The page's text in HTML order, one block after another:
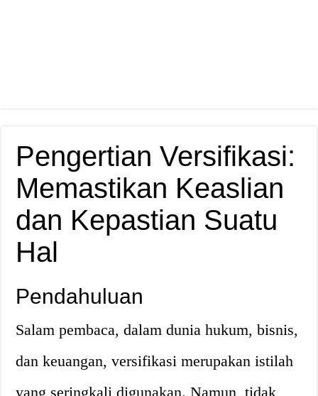
Pengertian Versifikasi:
Memastikan Keaslian
dan Kepastian Suatu
Hal
Pendahuluan
Salam pembaca, dalam dunia hukum, bisnis,
dan keuangan, versifikasi merupakan istilah
yang seringkali digunakan. Namun, tidak